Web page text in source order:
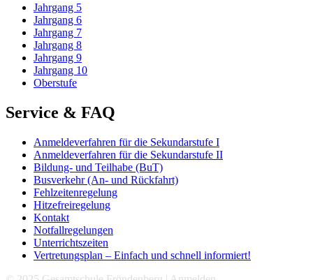
Jahrgang 5
Jahrgang 6
Jahrgang 7
Jahrgang 8
Jahrgang 9
Jahrgang 10
Oberstufe
Service & FAQ
Anmeldeverfahren für die Sekundarstufe I
Anmeldeverfahren für die Sekundarstufe II
Bildung- und Teilhabe (BuT)
Busverkehr (An- und Rückfahrt)
Fehlzeitenregelung
Hitzefreiregelung
Kontakt
Notfallregelungen
Unterrichtszeiten
Vertretungsplan – Einfach und schnell informiert!